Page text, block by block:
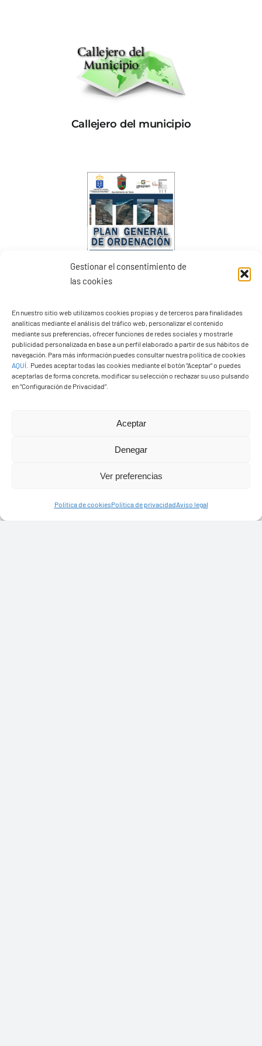
Gestionar el consentimiento de
las cookies
En nuestro sitio web utilizamos cookies propias y de terceros para finalidades
analíticas mediante el análisis del tráfico web, personalizar el contenido
mediante sus preferencias, ofrecer funciones de redes sociales y mostrarle
publicidad personalizada en base a un perfil elaborado a partir de sus hábitos de
navegación. Para más información puedes consultar nuestra política de cookies
AQUÍ
Puedes aceptar todas las cookies mediante el botón “Aceptar” o puedes
aceptarlas de forma concreta, modificar su selección o rechazar su uso pulsando
en “Configuración de Privacidad”.
Aceptar
Denegar
Ver preferencias
Política de cookiesPolítica de privacidadAviso legal
Callejero del municipio
Presupuestos 2026